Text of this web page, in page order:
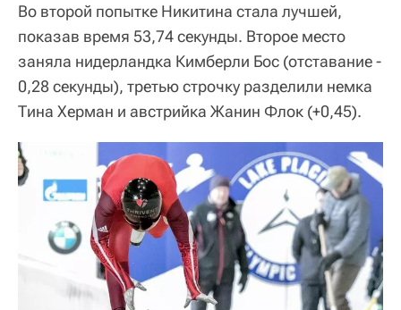
Во второй попытке Никитина стала лучшей,
показав время 53,74 секунды. Второе место
заняла нидерландка Кимберли Бос (отставание -
0,28 секунды), третью строчку разделили немка
Тина Херман и австрийка Жанин Флок (+0,45).